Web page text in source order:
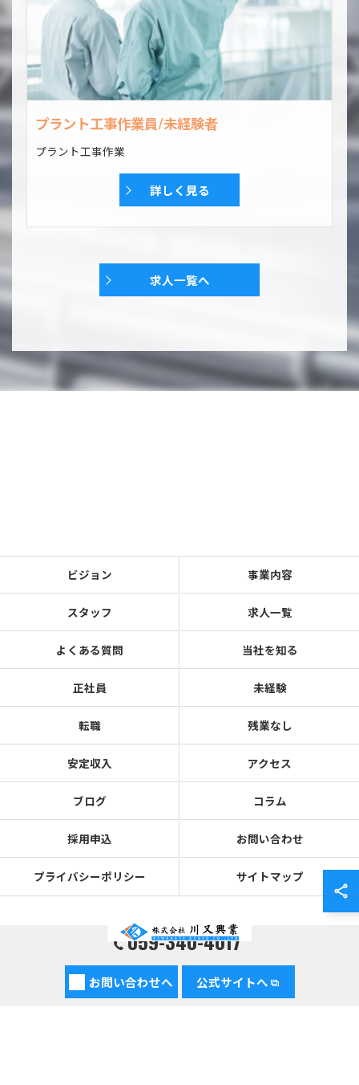
プラント工事作業員/未経験者
プラント工事作業
詳しく見る
求人一覧へ
059-340-4017
お問い合わせへ 公式サイトへ
ビジョン 事業内容
スタッフ 求人一覧
よくある質問 当社を知る
正社員 未経験
転職 残業なし
安定収入 アクセス
ブログ コラム
採用申込 お問い合わせ
プライバシーポリシー サイトマップ
© 2026 三重県四日市市でプラント工事の求人なら株式会社川又興業 ALL RIGHTS
RESERVED.